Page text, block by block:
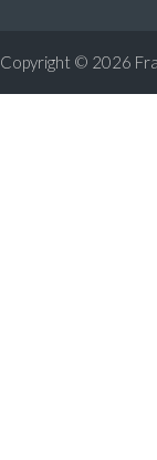
Copyright © 2026